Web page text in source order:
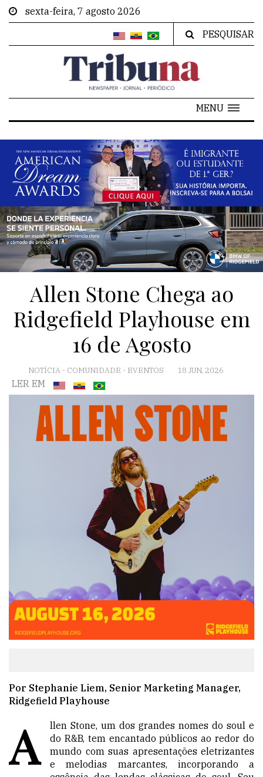
sexta-feira, 7 agosto 2026
PESQUISAR
MENU
Allen Stone Chega ao
Ridgefield Playhouse em
16 de Agosto
NOTÍCIA - COMUNIDADE - EVENTOS 18 JUN, 2026
LER EM
Por Stephanie Liem, Senior Marketing Manager,
Ridgefield Playhouse
A
llen Stone, um dos grandes nomes do soul e
do R&B, tem encantado públicos ao redor do
mundo com suas apresentações eletrizantes
e melodias marcantes, incorporando a